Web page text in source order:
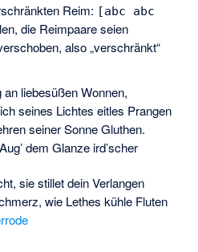
Reim: [abc abc
die Reimpaare seien
also „verschränkt“
liebesüßen Wonnen,
seines Lichtes eitles Prangen
seiner Sonne Gluthen.
dem Glanze ird’scher
sie stillet dein Verlangen
wie Lethes kühle Fluten